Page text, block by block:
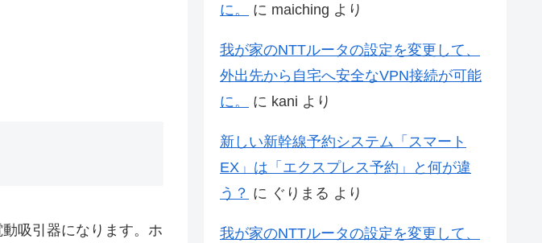
吸引器になります。ホ
に。
に maiching より
我が家のNTTルータの設定を変更して、
外出先から自宅へ安全なVPN接続が可能
に。
に kani より
新しい新幹線予約システム「スマート
EX」は「エクスプレス予約」と何が違
う？ に ぐりまる より
我が家のNTTルータの設定を変更して、